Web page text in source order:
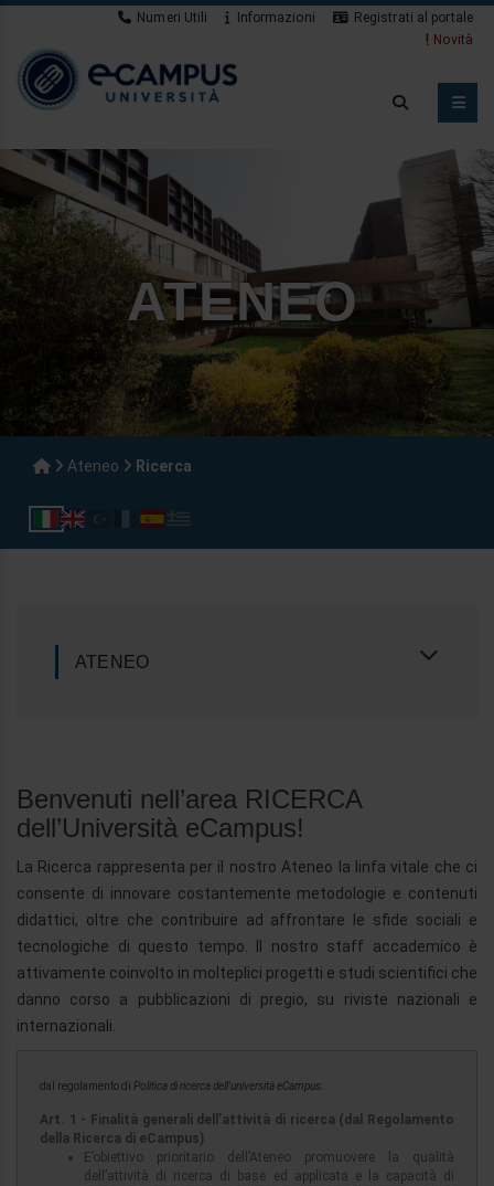
Numeri Utili Informazioni
Registrati al portale
Novità
ATENEO
Ateneo Ricerca
ATENEO
Benvenuti nell’area RICERCA
dell’Università eCampus!
La Ricerca rappresenta per il nostro Ateneo la linfa vitale che ci
consente di innovare costantemente metodologie e contenuti
didattici, oltre che contribuire ad affrontare le sfide sociali e
tecnologiche di questo tempo. Il nostro staff accademico è
attivamente coinvolto in molteplici progetti e studi scientifici che
danno corso a pubblicazioni di pregio, su riviste nazionali e
internazionali.
dal regolamento di Politica di ricerca dell'università eCampus
Art. 1 - Finalità generali dell’attività di ricerca (dal Regolamento
della Ricerca di eCampus)
E’obiettivo prioritario dell’Ateneo promuovere la qualità
dell’attività di ricerca di base ed applicata e la capacità di